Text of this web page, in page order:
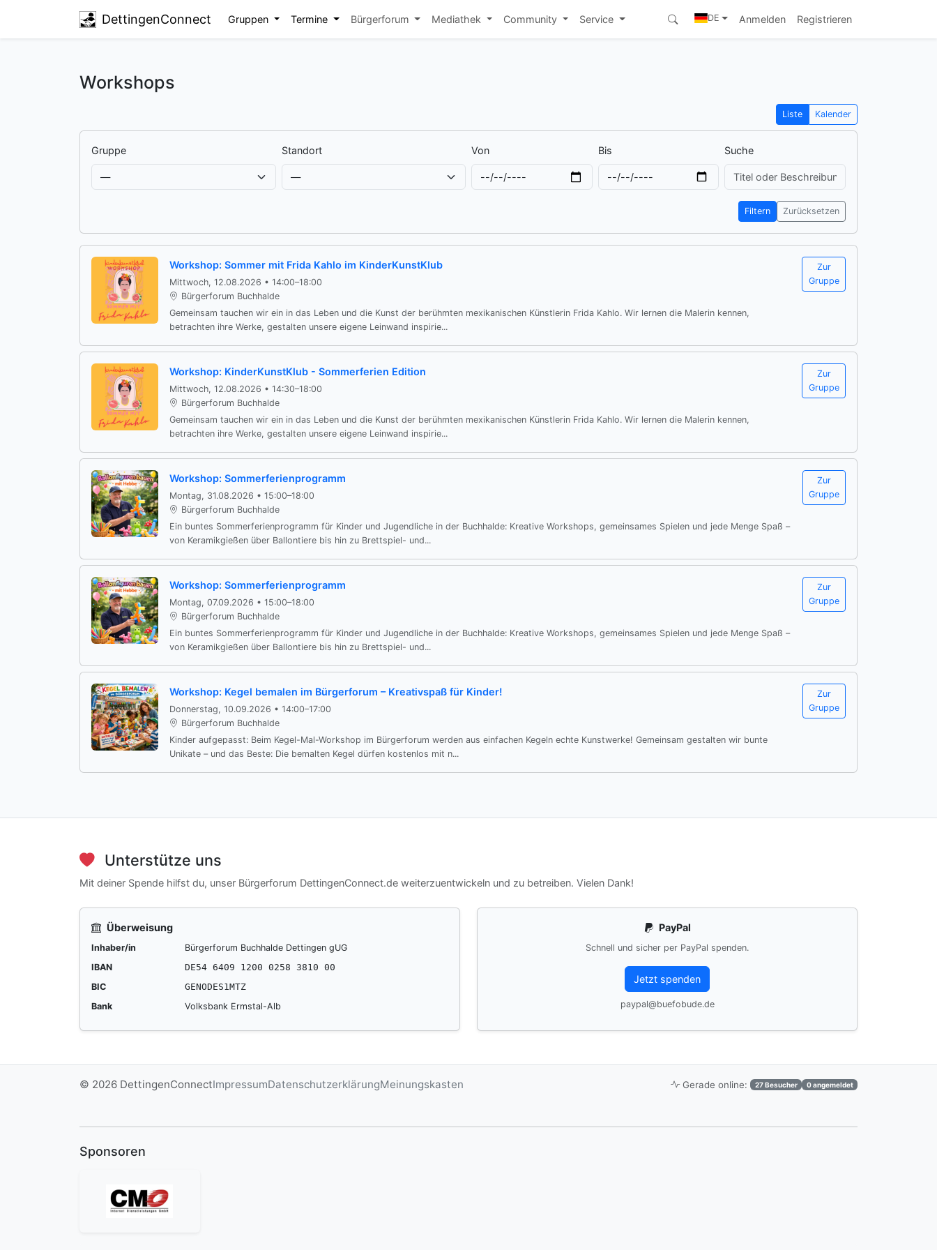
DettingenConnect Gruppen Termine Bürgerforum Mediathek Community Service DE Anmelden Registrieren
Workshops
Liste Kalender
Gruppe Standort Von Bis Suche
Filtern Zurücksetzen
Workshop: Sommer mit Frida Kahlo im KinderKunstKlub
Mittwoch, 12.08.2026 • 14:00–18:00
Bürgerforum Buchhalde
Gemeinsam tauchen wir ein in das Leben und die Kunst der berühmten mexikanischen Künstlerin Frida Kahlo. Wir lernen die Malerin kennen,
betrachten ihre Werke, gestalten unsere eigene Leinwand inspirie...
Zur
Gruppe
Workshop: KinderKunstKlub - Sommerferien Edition
Mittwoch, 12.08.2026 • 14:30–18:00
Bürgerforum Buchhalde
Gemeinsam tauchen wir ein in das Leben und die Kunst der berühmten mexikanischen Künstlerin Frida Kahlo. Wir lernen die Malerin kennen,
betrachten ihre Werke, gestalten unsere eigene Leinwand inspirie...
Zur
Gruppe
Workshop: Sommerferienprogramm
Montag, 31.08.2026 • 15:00–18:00
Bürgerforum Buchhalde
Ein buntes Sommerferienprogramm für Kinder und Jugendliche in der Buchhalde: Kreative Workshops, gemeinsames Spielen und jede Menge Spaß –
von Keramikgießen über Ballontiere bis hin zu Brettspiel- und...
Zur
Gruppe
Workshop: Sommerferienprogramm
Montag, 07.09.2026 • 15:00–18:00
Bürgerforum Buchhalde
Ein buntes Sommerferienprogramm für Kinder und Jugendliche in der Buchhalde: Kreative Workshops, gemeinsames Spielen und jede Menge Spaß –
von Keramikgießen über Ballontiere bis hin zu Brettspiel- und...
Zur
Gruppe
Workshop: Kegel bemalen im Bürgerforum – Kreativspaß für Kinder!
Donnerstag, 10.09.2026 • 14:00–17:00
Bürgerforum Buchhalde
Kinder aufgepasst: Beim Kegel-Mal-Workshop im Bürgerforum werden aus einfachen Kegeln echte Kunstwerke! Gemeinsam gestalten wir bunte
Unikate – und das Beste: Die bemalten Kegel dürfen kostenlos mit n...
Zur
Gruppe
Unterstütze uns
Mit deiner Spende hilfst du, unser Bürgerforum DettingenConnect.de weiterzuentwickeln und zu betreiben. Vielen Dank!
Überweisung
Inhaber/in
Bürgerforum Buchhalde Dettingen gUG
IBAN
DE54 6409 1200 0258 3810 00
BIC
GENODES1MTZ
Bank
Volksbank Ermstal-Alb
PayPal
Schnell und sicher per PayPal spenden.
Jetzt spenden
paypal@buefobude.de
© 2026 DettingenConnectImpressumDatenschutzerklärungMeinungskasten Gerade online: 27 Besucher 0 angemeldet
Sponsoren